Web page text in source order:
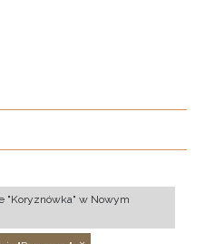
"Koryznówka" w Nowym